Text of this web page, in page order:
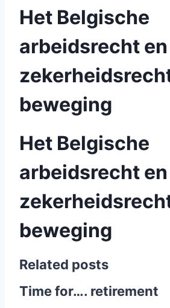
Het Belgische
arbeidsrecht
beweging
Het Belgische
arbeidsrecht
beweging
Related posts
Time for…. retirement